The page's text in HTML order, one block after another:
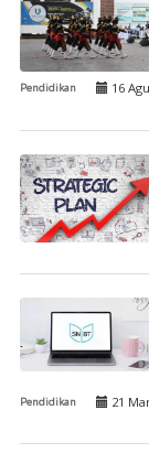
Pendidikan 16
Pendidikan 21